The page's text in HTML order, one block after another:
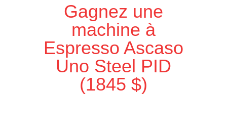
Gagnez une
machine à
Espresso Ascaso
Uno Steel PID
(1845 $)